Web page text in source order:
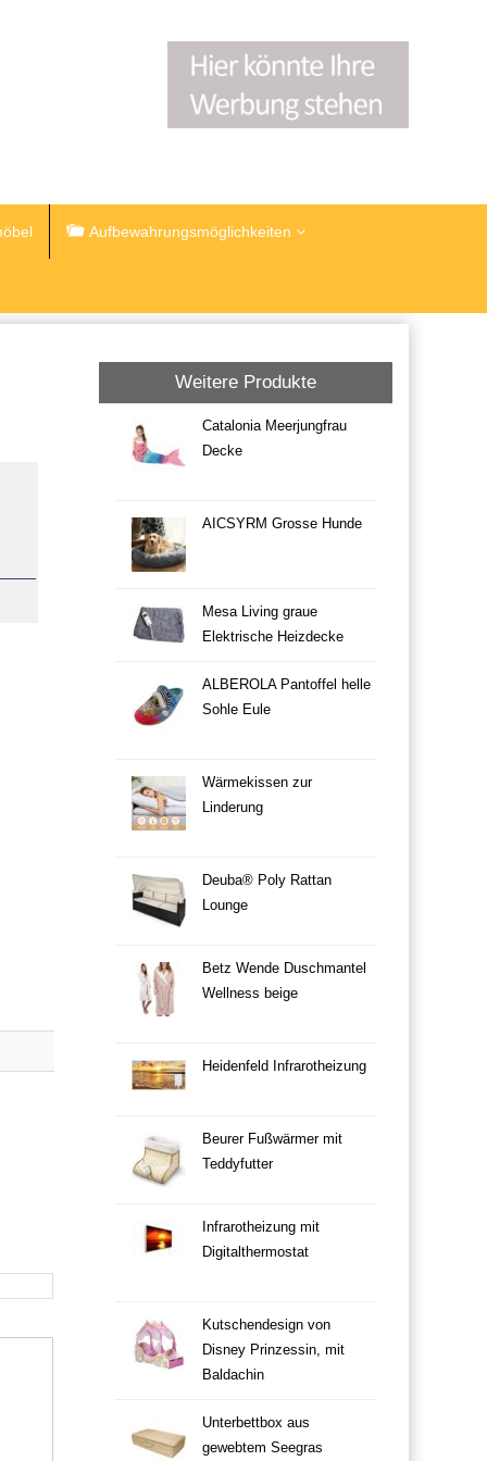
Aufbewahrungsmöglichkeiten
Weitere Produkte
Catalonia Meerjungfrau
Decke
AICSYRM Grosse Hunde
Mesa Living graue
Elektrische Heizdecke
ALBEROLA Pantoffel helle
Sohle Eule
Wärmekissen zur
Linderung
Deuba® Poly Rattan
Lounge
Betz Wende Duschmantel
Wellness beige
Heidenfeld Infrarotheizung
Beurer Fußwärmer mit
Teddyfutter
Infrarotheizung mit
Digitalthermostat
Kutschendesign von
Disney Prinzessin, mit
Baldachin
Unterbettbox aus
gewebtem Seegras